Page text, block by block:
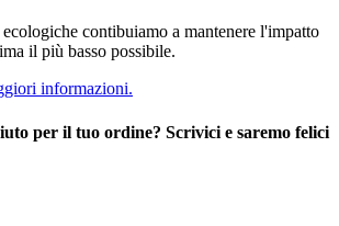
contibuiamo a mantenere l'impatto
il più basso possibile.
informazioni.
per il tuo ordine? Scrivici e saremo felici